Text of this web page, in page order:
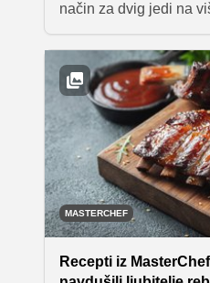
način za dvig jedi na
mesa ali zelenjave in
bogatem, polnem
MASTERCHEF
Recepti iz